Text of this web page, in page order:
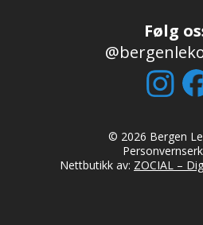
Følg
© 2026 Bergen
Nettbutikk av: ZOCIAL –